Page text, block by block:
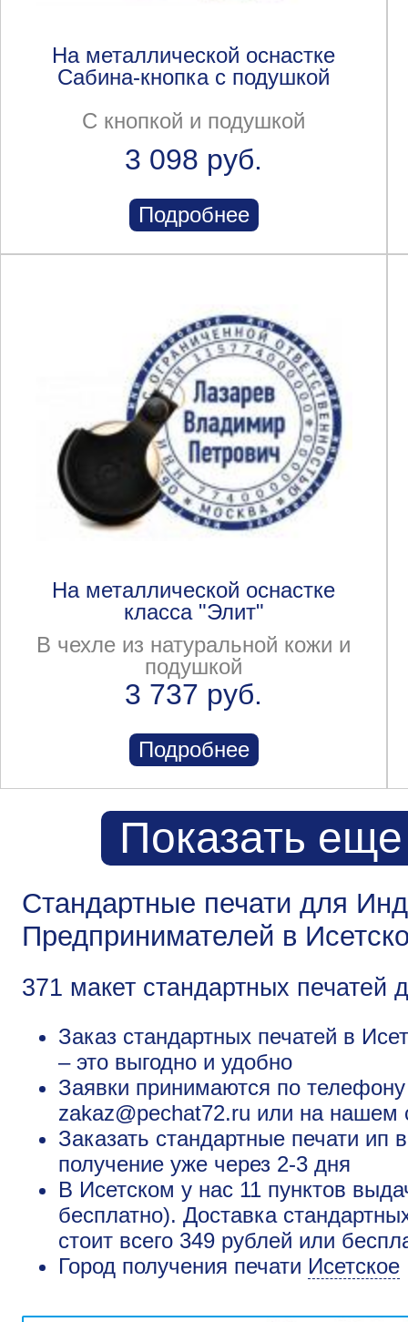
На металлической оснастке
Сабина-кнопка с подушкой
С кнопкой и подушкой
3 098 руб.
Подробнее
На металлической оснастке
класса "Элит"
В чехле из натуральной кожи и
подушкой
3 737 руб.
Подробнее
Показать
Стандартные печати для
Предпринимателей в
371 макет стандартных печатей
Заказ стандартных печатей в
– это выгодно и удобно
Заявки принимаются по
zakaz@pechat72.ru или на нашем
Заказать стандартные печати
получение уже через 2-3 дня
В Исетском у нас 11 пунктов
бесплатно). Доставка
стоит всего 349 рублей или
Город получения печати Исетское